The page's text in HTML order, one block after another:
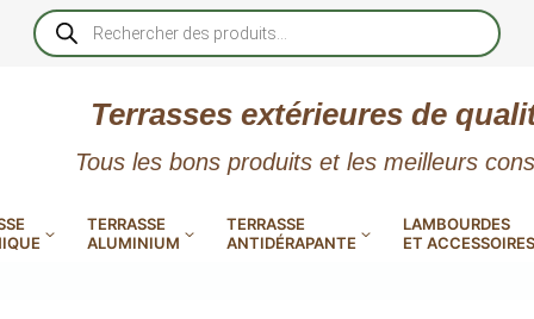
Recherche
de
produits
Terrasses extérieures de
Tous les bons produits et les meilleurs
TERRASSE
ALUMINIUM
TERRASSE
ANTIDÉRAPANTE
LAMBOURDES
ET ACCESSOIRES